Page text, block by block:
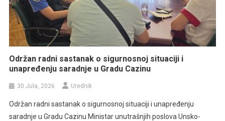
Održan radni sastanak o sigurnosnoj situaciji i
unapređenju saradnje u Gradu Cazinu
30 Jula, 2026 Urednik
Održan radni sastanak o sigurnosnoj situaciji i unapređenju
saradnje u Gradu Cazinu Ministar unutrašnjih poslova Unsko-